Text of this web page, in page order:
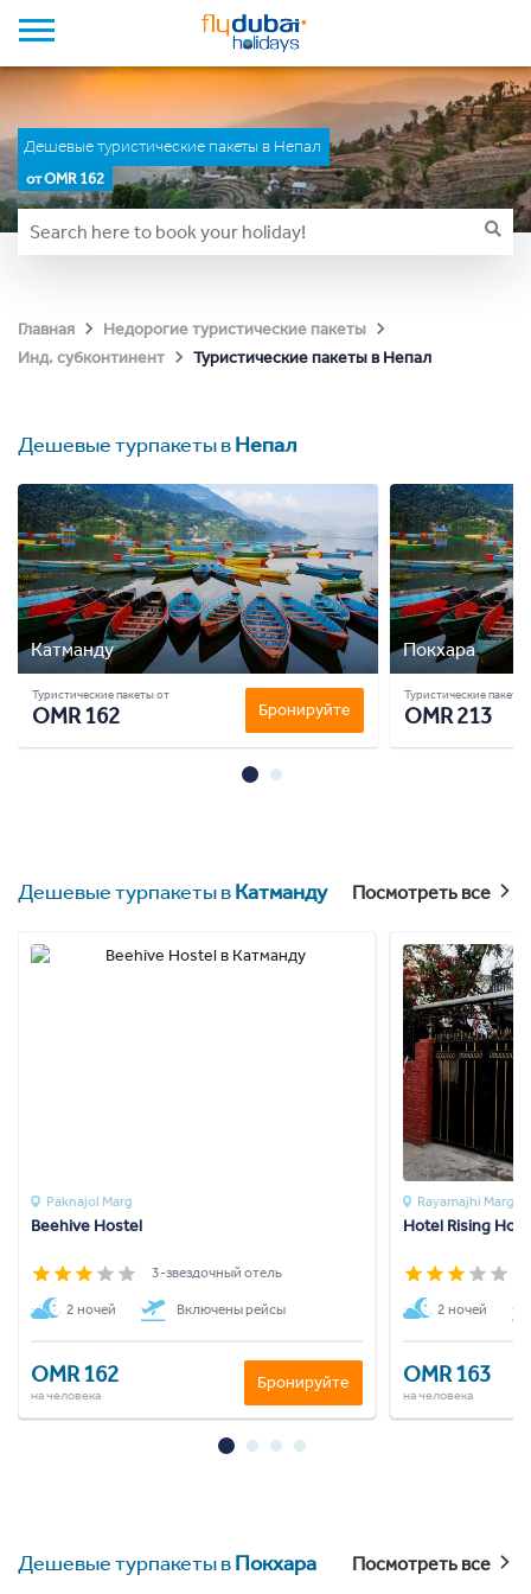
Дешевые туристические пакеты в Непал
от OMR 162
Главная
Недорогие туристические пакеты
Инд. субконтинент
Туристические пакеты в Непал
Дешевые турпакеты вНепал
Катманду
Туристические пакеты от
OMR 162 Бронируйте
Покхара
Туристические пакеты
OMR 213
Дешевые турпакеты вКатманду Посмотреть все
Paknajol Marg
Beehive Hostel
3-звездочный отель
2 ночей Включены рейсы
OMR 162
на человека
Бронируйте
Rayamajhi Marga
Hotel Rising
2 ночей
OMR 163
на человека
Дешевые турпакеты вПокхара Посмотреть все